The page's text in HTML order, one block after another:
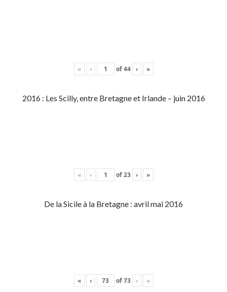
« ‹ of44 › »
2016 : Les Scilly, entre Bretagne et Irlande – juin 2016
« ‹ of23 › »
De la Sicile à la Bretagne : avril mai 2016
« ‹ of73 › »